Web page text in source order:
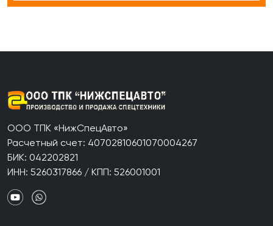
ООО ТПК «НижСпецАвто»
Расчетный счет: 40702810601070004267
БИК: 042202821
ИНН: 5260317866 / КПП: 526001001